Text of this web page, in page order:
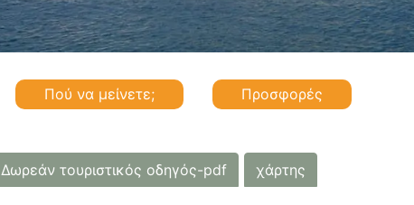
Πού να μείνετε; Προσφορές
Δωρεάν τουριστικός οδηγός-pdf χάρτης